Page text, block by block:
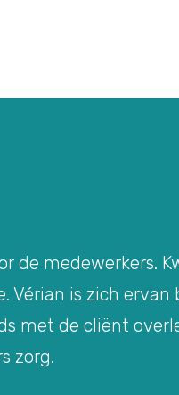
de medewerkers.
Vérian is zich
met de cliënt
zorg.